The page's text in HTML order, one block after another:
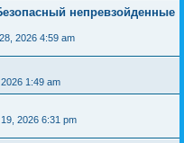
непревзойденные
2026 4:59 am
1:49 am
2026 6:31 pm